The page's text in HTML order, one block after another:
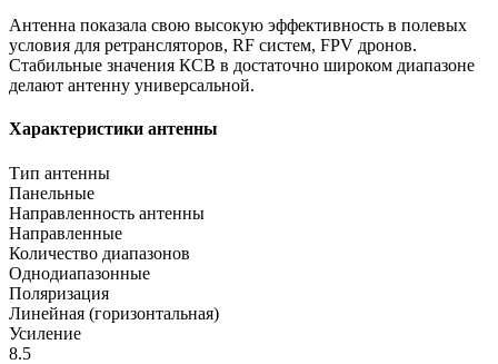
Антенна показала свою высокую эффективность в полевых
условия для ретрансляторов, RF систем, FPV дронов.
Стабильные значения КСВ в достаточно широком диапазоне
делают антенну универсальной.
Характеристики антенны
Тип антенны
Панельные
Направленность антенны
Направленные
Количество диапазонов
Однодиапазонные
Поляризация
Линейная (горизонтальная)
Усиление
8.5